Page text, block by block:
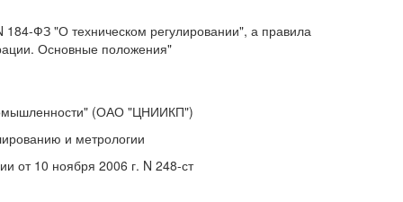
ФЗ "О техническом регулировании", а правила
Основные положения"
(ОАО "ЦНИИКП")
и метрологии
от 10 ноября 2006 г. N 248-ст